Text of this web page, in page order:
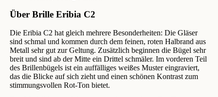
Über Brille Eribia C2
Die Eribia C2 hat gleich mehrere Besonderheiten: Die Gläser
sind schmal und kommen durch dem feinen, roten Halbrand aus
Metall sehr gut zur Geltung. Zusätzlich beginnen die Bügel sehr
breit und sind ab der Mitte ein Drittel schmäler. Im vorderen Teil
des Brillenbügels ist ein auffälliges weißes Muster eingraviert,
das die Blicke auf sich zieht und einen schönen Kontrast zum
stimmungsvollen Rot-Ton bietet.